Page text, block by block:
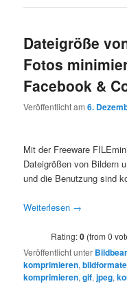
Dateigröße
Fotos
Facebook &
Veröffentlicht am6.
Mit der Freeware
Dateigrößen von Bildern
und die Benutzung sind
Weiterlesen →
Rating:0 (from 0
Veröffentlicht unter
komprimieren,bildformate
komprimieren,gif,jpeg,